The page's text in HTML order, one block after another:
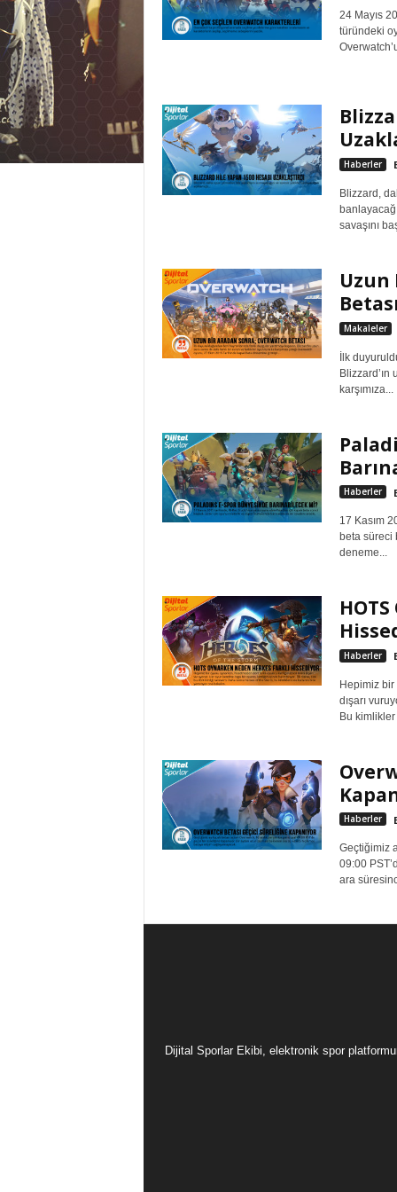
24 Mayıs
türündeki
Haberler
Blizzard,
savaşını
Uzun
Makaleler
İlk
karşımıza...
Haberler
17 Kasım
beta süreci
deneme...
Haberler
Hepimiz
dışarı
Bu kimlikler
Haberler
Geçtiğimiz
09:00
ara
Dijital Sporlar Ekibi, elektronik spor